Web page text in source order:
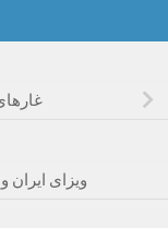
ویزای ایران